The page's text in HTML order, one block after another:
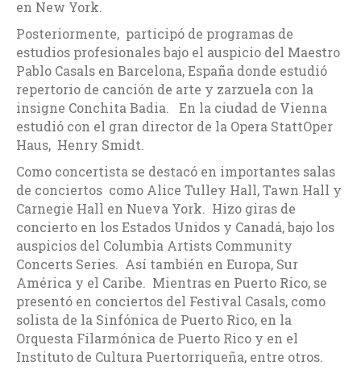
en New York.
Posteriormente, participó de programas de
estudios profesionales bajo el auspicio del Maestro
Pablo Casals en Barcelona, España donde estudió
repertorio de canción de arte y zarzuela con la
insigne Conchita Badia. En la ciudad de Vienna
estudió con el gran director de la Opera StattOper
Haus, Henry Smidt.
Como concertista se destacó en importantes salas
de conciertos como Alice Tulley Hall, Tawn Hall y
Carnegie Hall en Nueva York. Hizo giras de
concierto en los Estados Unidos y Canadá, bajo los
auspicios del Columbia Artists Community
Concerts Series. Así también en Europa, Sur
América y el Caribe. Mientras en Puerto Rico, se
presentó en conciertos del Festival Casals, como
solista de la Sinfónica de Puerto Rico, en la
Orquesta Filarmónica de Puerto Rico y en el
Instituto de Cultura Puertorriqueña, entre otros.